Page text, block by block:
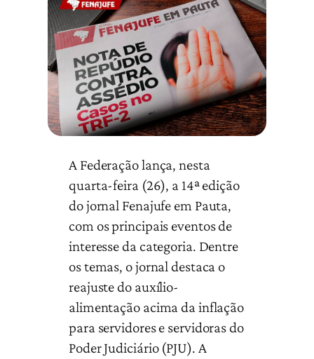
A Federação lança, nesta
quarta-feira (26), a 14ª edição
do jornal Fenajufe em Pauta,
com os principais eventos de
interesse da categoria. Dentre
os temas, o jornal destaca o
reajuste do auxílio-
alimentação acima da inflação
para servidores e servidoras do
Poder Judiciário (PJU). A